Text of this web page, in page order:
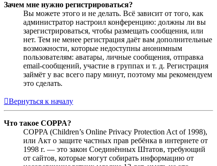
Зачем мне нужно регистрироваться?
Вы можете этого и не делать. Всё зависит от того, как
администратор настроил конференцию: должны ли вы
зарегистрироваться, чтобы размещать сообщения, или
нет. Тем не менее регистрация даёт вам дополнительные
возможности, которые недоступны анонимным
пользователям: аватары, личные сообщения, отправка
email-сообщений, участие в группах и т. д. Регистрация
займёт у вас всего пару минут, поэтому мы рекомендуем
это сделать.
Вернуться к началу
Что такое COPPA?
COPPA (Children’s Online Privacy Protection Act of 1998),
или Акт о защите частных прав ребёнка в интернете от
1998 г. — это закон Соединённых Штатов, требующий
от сайтов, которые могут собирать информацию от